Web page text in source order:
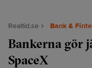
Realtid.se Bank &
Bankerna gör
SpaceX